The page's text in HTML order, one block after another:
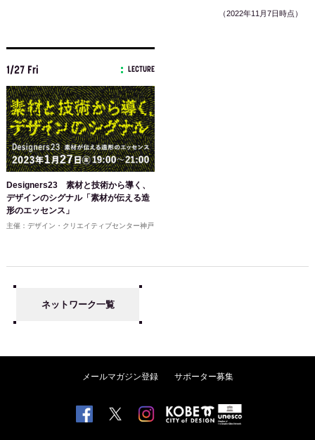
（2022年11月7日時点）
1/27 Fri LECTURE
Designers23 素材と技術から導く、
デザインのシグナル「素材が伝える造
形のエッセンス」
主催：デザイン・クリエイティブセンター神戸
ネットワーク一覧
メールマガジン登録 サポーター募集